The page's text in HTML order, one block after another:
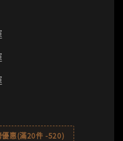
惠(滿20件 -520)